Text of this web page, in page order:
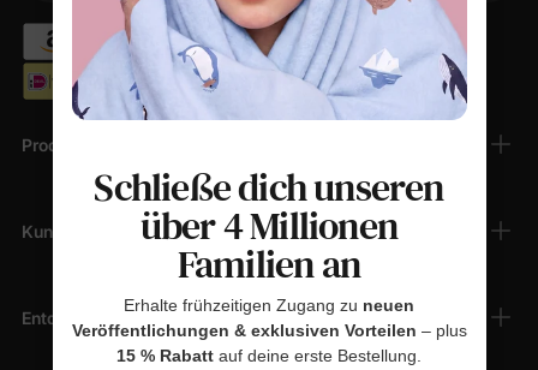
Produkte
Kundendienst
Entdecken
Schließe dich unseren
über 4 Millionen
Familien an
Erhalte frühzeitigen Zugang zu neuen
Veröffentlichungen & exklusiven Vorteilen – plus
15 % Rabatt auf deine erste Bestellung.